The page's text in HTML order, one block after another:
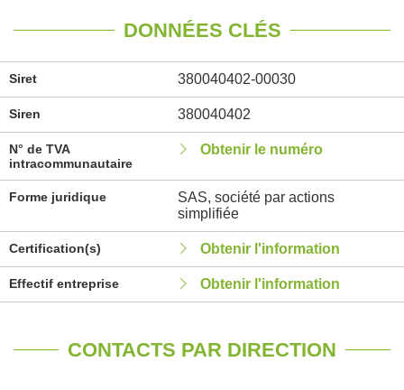
DONNÉES CLÉS
Siret 380040402-00030
Siren 380040402
N° de TVA
intracommunautaire
Obtenir le numéro
Forme juridique
SAS, société par actions
simplifiée
Certification(s) Obtenir l'information
Effectif entreprise Obtenir l'information
CONTACTS PAR DIRECTION